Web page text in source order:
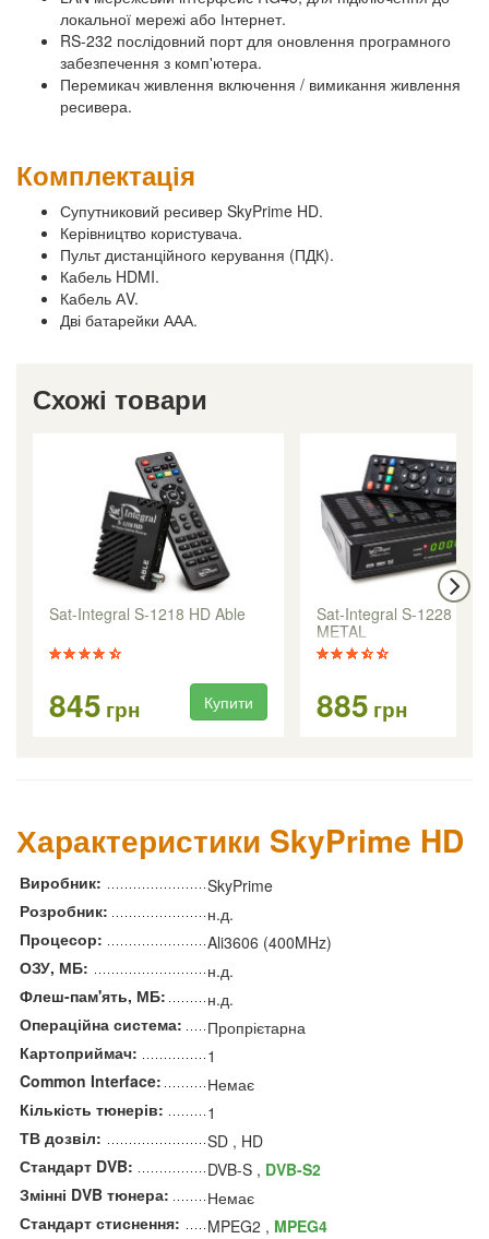
локальної мережі або Інтернет.
RS-232 послідовний порт для оновлення програмного
забезпечення з комп'ютера.
Перемикач живлення включення / вимикання живлення
ресивера.
Комплектація
Супутниковий ресивер SkyPrime HD.
Керівництво користувача.
Пульт дистанційного керування (ПДК).
Кабель HDMI.
Кабель АV.
Дві батарейки ААА.
Схожі товари
Sat-Integral S-1218 HD Able
845 грн Купити
Sat-Integral S-1228 HD
METAL
885 грн
Характеристики SkyPrime HD
Виробник:
SkyPrime
Розробник:
н.д.
Процесор:
Ali3606 (400MHz)
ОЗУ, МБ:
н.д.
Флеш-пам'ять, МБ:
н.д.
Операційна система:
Пропрієтарна
Картоприймач:
1
Common Interface:
Немає
Кількість тюнерів:
1
ТВ дозвіл:
SD , HD
Стандарт DVB:
DVB-S , DVB-S2
Змінні DVB тюнера:
Немає
Стандарт стиснення:
MPEG2 , MPEG4